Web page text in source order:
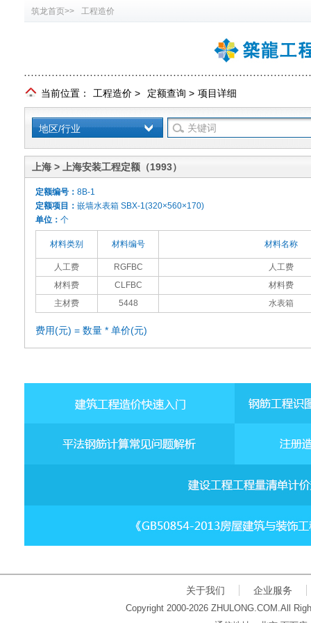
筑龙首页>> 工程造价
当前位置： 工程造价 > 定额查询 > 项目详细
地区/行业
上海 > 上海安装工程定额（1993）
定额编号： 8B-1
定额项目： 嵌墙水表箱 SBX-1(320×560×170)
单位： 个
材料类别 材料编号 材料名称
人工费 RGFBC
人工费
材料费
CLFBC
材料费
主材费
5448 水表箱
费用(元) = 数量 * 单价(元)
关于我们 企业服务
Copyright 2000-2026 ZHULONG.COM.All